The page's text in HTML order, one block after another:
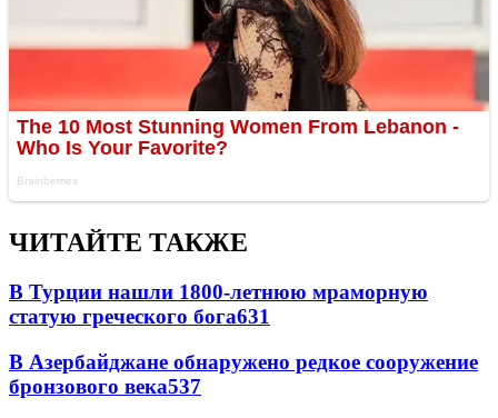
ЧИТАЙТЕ ТАКЖЕ
В Турции нашли 1800-летнюю мраморную
статую греческого бога631
В Азербайджане обнаружено редкое сооружение
бронзового века537